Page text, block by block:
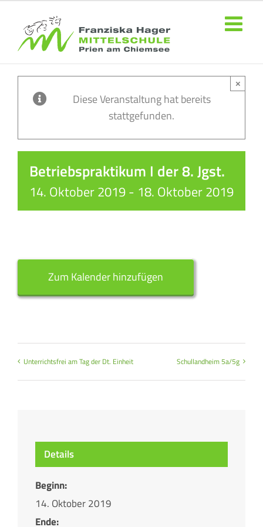
springen
Diese Veranstaltung hat bereits
stattgefunden.
×
Betriebspraktikum I der 8. Jgst.
14. Oktober 2019- 18. Oktober 2019
Zum Kalender hinzufügen
Unterrichtsfrei am Tag der Dt. Einheit Schullandheim 5a/5g
Details
Beginn:
14. Oktober 2019
Ende: